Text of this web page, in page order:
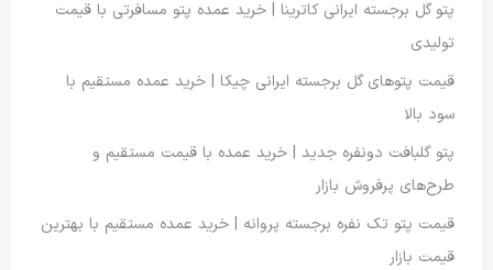
پتو گل برجسته ایرانی کاترینا | خرید عمده پتو مسافرتی با قیمت
تولیدی
قیمت پتوهای گل برجسته ایرانی چیکا | خرید عمده مستقیم با
سود بالا
پتو گلبافت دونفره جدید | خرید عمده با قیمت مستقیم و
طرح‌های پرفروش بازار
قیمت پتو تک نفره برجسته پروانه | خرید عمده مستقیم با بهترین
قیمت بازار